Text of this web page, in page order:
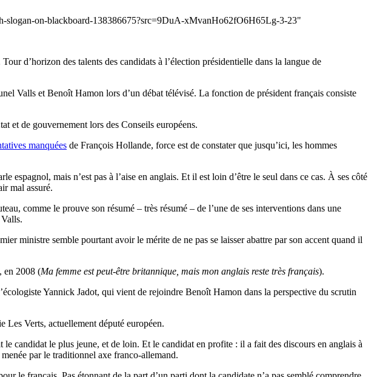
slogan-on-blackboard-138386675?src=9DuA-xMvanHo62fO6H65Lg-3-23"
d’horizon des talents des candidats à l’élection présidentielle dans la langue de
Valls et Benoît Hamon lors d’un débat télévisé. La fonction de président français consiste
et de gouvernement lors des Conseils européens.
manquées de François Hollande, force est de constater que jusqu’ici, les hommes
espagnol, mais n’est pas à l’aise en anglais. Et il est loin d’être le seul dans ce cas. À ses côté
mal assuré.
comme le prouve son résumé – très résumé – de l’une de ses interventions dans une
ministre semble pourtant avoir le mérite de ne pas se laisser abattre par son accent quand il
en 2008 (Ma femme est peut-être britannique, mais mon anglais reste très français).
Yannick Jadot, qui vient de rejoindre Benoît Hamon dans la perspective du scrutin
Les Verts, actuellement député européen.
candidat le plus jeune, et de loin. Et le candidat en profite : il a fait des discours en anglais à
par le traditionnel axe franco-allemand.